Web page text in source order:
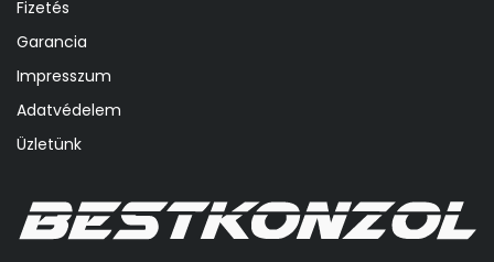
Fizetés
Garancia
Impresszum
Adatvédelem
Üzletünk